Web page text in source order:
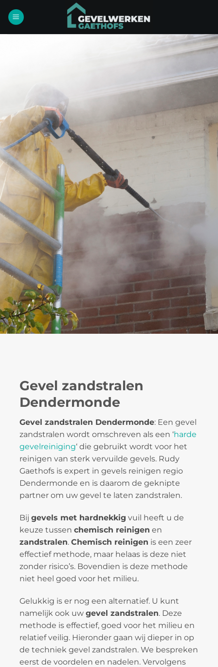
naar
Gevel zandstralen
Dendermonde
Gevel zandstralen Dendermonde: Een gevel
zandstralen wordt omschreven als een ‘harde
gevelreiniging‘ die gebruikt wordt voor het
reinigen van sterk vervuilde gevels. Rudy
Gaethofs is expert in gevels reinigen regio
Dendermonde en is daarom de geknipte
partner om uw gevel te laten zandstralen.
Bij gevels met hardnekkig vuil heeft u de
keuze tussen chemisch reinigen en
zandstralen. Chemisch reinigen is een zeer
effectief methode, maar helaas is deze niet
zonder risico’s. Bovendien is deze methode
niet heel goed voor het milieu.
Gelukkig is er nog een alternatief. U kunt
namelijk ook uw gevel zandstralen. Deze
methode is effectief, goed voor het milieu en
relatief veilig. Hieronder gaan wij dieper in op
de techniek gevel zandstralen. We bespreken
eerst de voordelen en nadelen. Vervolgens